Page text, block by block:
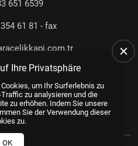
651 6539
61 81 - fax
TASARIM
Ihre Privatsphäre
um Ihr Surferlebnis zu
zu analysieren und die
zu erhöhen. Indem Sie unsere
Sie der Verwendung dieser
zu.
OK